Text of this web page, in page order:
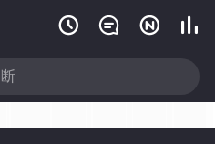
   